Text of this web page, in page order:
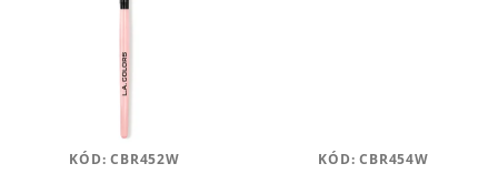
KÓD:CBR452W KÓD:CBR454W